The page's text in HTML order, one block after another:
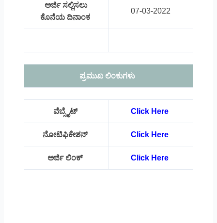
ಅರ್ಜಿ ಸಲ್ಲಿಸಲು
ಕೊನೆಯ ದಿನಾಂಕ
07-03-2022
ಪ್ರಮುಖ ಲಿಂಕುಗಳು
ವೆಬ್ಸೈಟ್ Click Here
ನೋಟಿಫಿಕೇಶನ್ Click Here
ಅರ್ಜಿ ಲಿಂಕ್ Click Here